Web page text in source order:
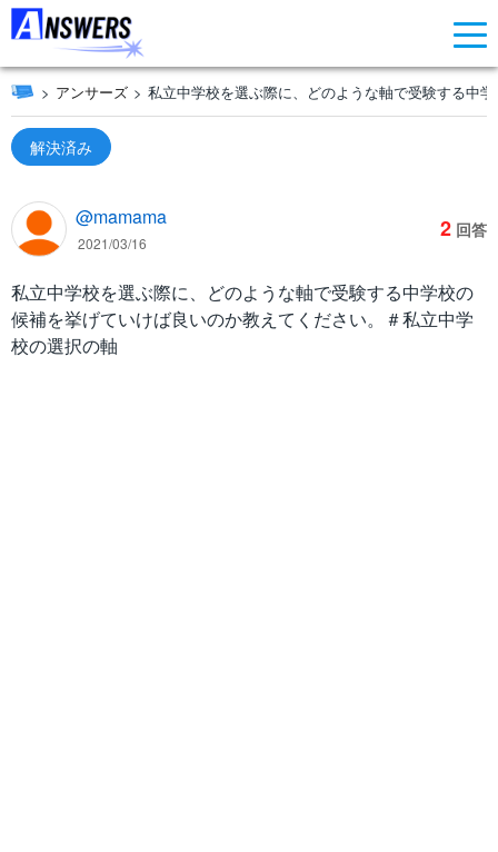
アンサーズ 私立中学校を選ぶ際に、どのような軸で受験する中
解決済み
@mamama
2021/03/16
2 回答
私立中学校を選ぶ際に、どのような軸で受験する中学校の
候補を挙げていけば良いのか教えてください。＃私立中学
校の選択の軸